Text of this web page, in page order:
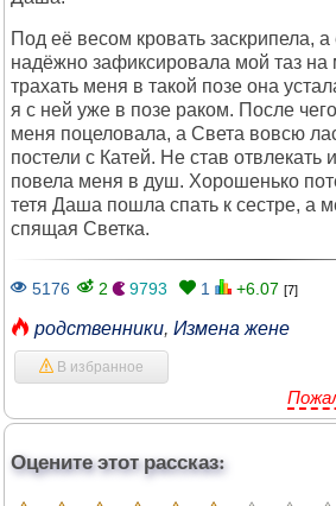
Под её весом кровать заскрипела,
надёжно зафиксировала мой таз на
трахать меня в такой позе она
я с ней уже в позе раком. После
меня поцеловала, а Света вовсю
постели с Катей. Не став отвлекать
повела меня в душ. Хорошенько
тетя Даша пошла спать к сестре, а
спящая Светка.
5176 2 9793 1 +6.07 [7]
родственники, Измена жене
В избранное
Оцените этот рассказ: